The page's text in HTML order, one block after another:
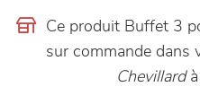
Ce produit Buffet 3
sur commande dans
Chevillardà